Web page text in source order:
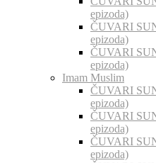
epizoda)
ČUVARI
epizoda)
ČUVARI
epizoda)
Imam Muslim
ČUVARI
epizoda)
ČUVARI
epizoda)
ČUVARI
epizoda)